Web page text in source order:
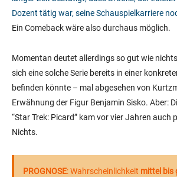
Dozent tätig war, seine Schauspielkarriere
Ein Comeback wäre also durchaus möglich.
Momentan deutet allerdings so gut wie
sich eine solche Serie bereits in einer
befinden könnte – mal abgesehen von
Erwähnung der Figur Benjamin Sisko. Aber:
“Star Trek: Picard” kam vor vier Jahren auch
Nichts.
PROGNOSE: Wahrscheinlichkeit mittel bis